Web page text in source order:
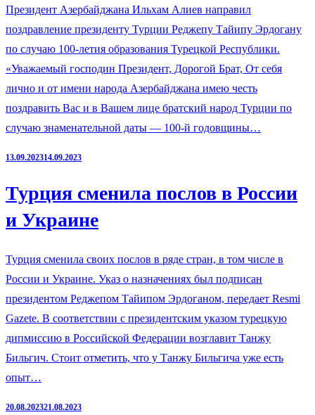
Президент Азербайджана Ильхам Алиев направил
поздравление президенту Турции Реджепу Тайипу Эрдогану
по случаю 100-летия образования Турецкой Республики.
«Уважаемый господин Президент, Дорогой Брат, От себя
лично и от имени народа Азербайджана имею честь
поздравить Вас и в Вашем лице братский народ Турции по
случаю знаменательной даты — 100-й годовщины…
13.09.202314.09.2023
Турция сменила послов в России
и Украине
Турция сменила своих послов в ряде стран, в том числе в
России и Украине. Указ о назначениях был подписан
президентом Реджепом Тайипом Эрдоганом, передает Resmi
Gazete. В соответствии с президентским указом турецкую
дипмиссию в Российской Федерации возглавит Танжу
Бильгич. Стоит отметить, что у Танжу Бильгича уже есть
опыт…
20.08.202321.08.2023